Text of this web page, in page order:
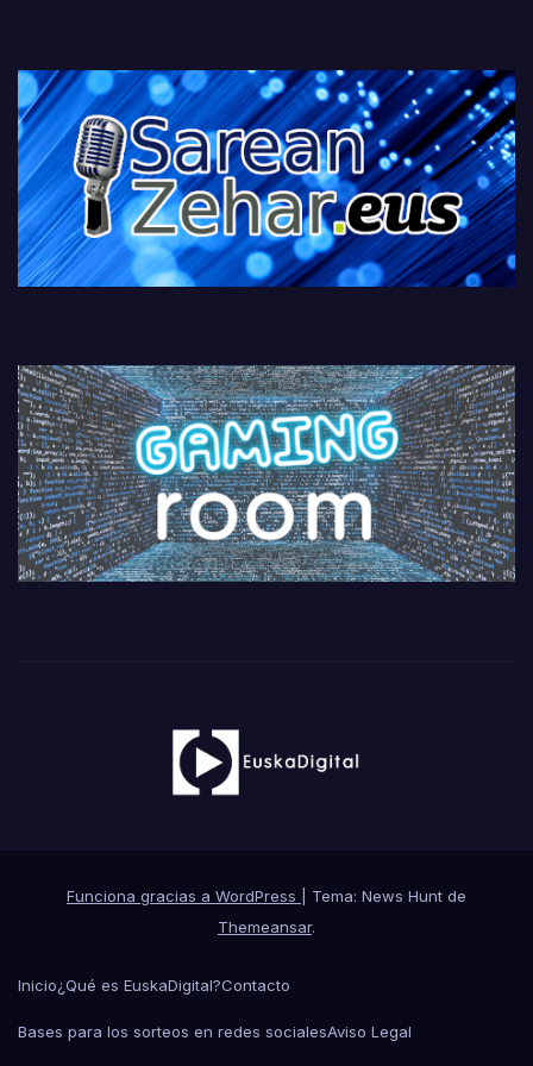
Funciona gracias a WordPress
Tema: News Hunt de
Themeansar.
Inicio¿Qué es EuskaDigital?Contacto
Bases para los sorteos en redes socialesAviso Legal